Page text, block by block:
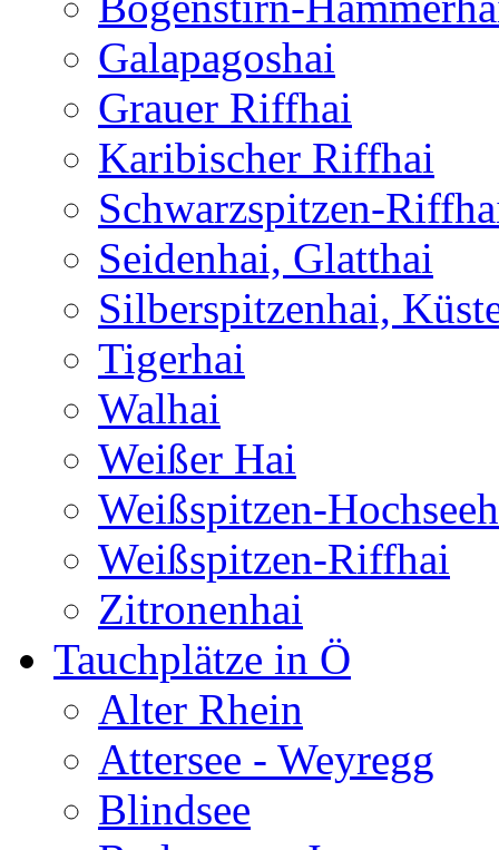
Galapagoshai
Grauer Riffhai
Karibischer Riffhai
Schwarzspitzen-
Seidenhai, Glatthai
Silberspitzenhai,
Tigerhai
Walhai
Weißer Hai
Weißspitzen-
Weißspitzen-Riffhai
Zitronenhai
Tauchplätze in Ö
Alter Rhein
Attersee - Weyregg
Blindsee